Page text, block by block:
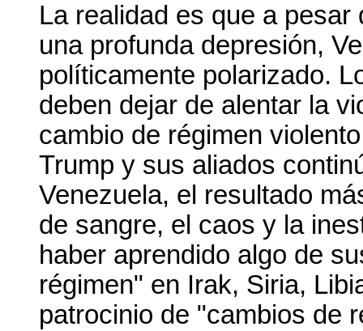
La realidad es que a
una profunda depresión,
políticamente polarizado.
deben dejar de alentar la
cambio de régimen
Trump y sus aliados
Venezuela, el resultado
de sangre, el caos y la
haber aprendido algo de
régimen" en Irak, Siria,
patrocinio de "cambios de